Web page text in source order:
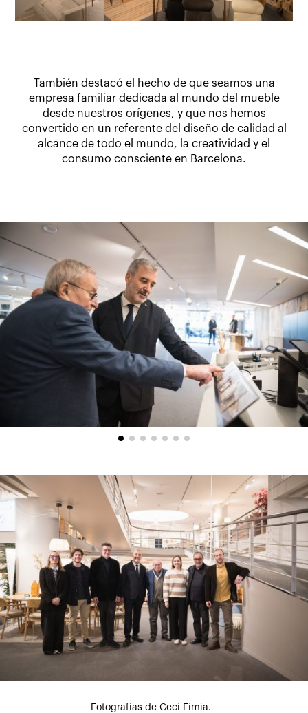
También destacó el hecho de que seamos una
empresa familiar dedicada al mundo del mueble
desde nuestros orígenes, y que nos hemos
convertido en un referente del diseño de calidad al
alcance de todo el mundo, la creatividad y el
consumo consciente en Barcelona.
Fotografías de Ceci Fimia.